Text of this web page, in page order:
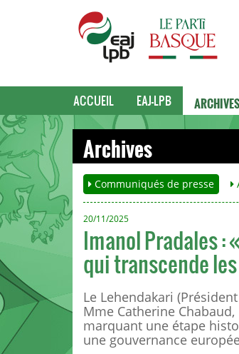
ACCUEIL EAJ-LPB ARCHIVES
Archives
Communiqués de presse
20/11/2025
Imanol Pradales :
qui transcende
Le Lehendakari
Mme Catherine
marquant une étape
une gouvernance